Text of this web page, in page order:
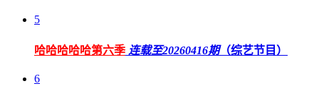
5
哈哈哈哈哈第六季连载至20260416期（综艺节目）
6